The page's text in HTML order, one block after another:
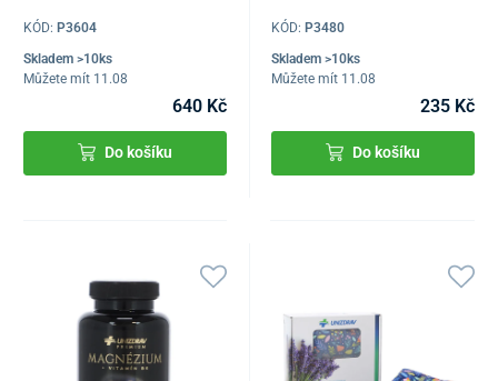
KÓD: P3604
Skladem >10ks
Můžete mít 11.08
640 Kč
Do košíku
KÓD: P3480
Skladem >10ks
Můžete mít 11.08
235 Kč
Do košíku